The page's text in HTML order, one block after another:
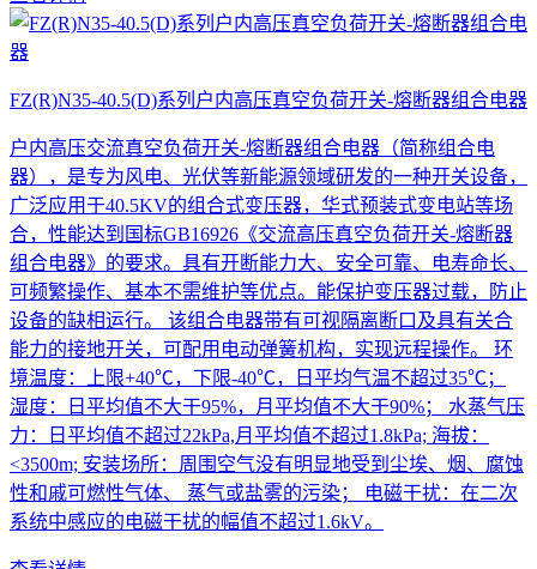
FZ(R)N35-40.5(D)系列户内高压真空负荷开关-熔断器组合电器
户内高压交流真空负荷开关-熔断器组合电器（简称组合电
器），是专为风电、光伏等新能源领域研发的一种开关设备，
广泛应用于40.5KV的组合式变压器，华式预装式变电站等场
合，性能达到国标GB16926《交流高压真空负荷开关-熔断器
组合电器》的要求。具有开断能力大、安全可靠、电寿命长、
可频繁操作、基本不需维护等优点。能保护变压器过载，防止
设备的缺相运行。 该组合电器带有可视隔离断口及具有关合
能力的接地开关，可配用电动弹簧机构，实现远程操作。 环
境温度：上限+40℃，下限-40℃，日平均气温不超过35℃；
湿度：日平均值不大干95%，月平均值不大干90%； 水蒸气压
力：日平均值不超过22kPa,月平均值不超过1.8kPa; 海拔：
<3500m; 安装场所：周围空气没有明显地受到尘埃、烟、腐蚀
性和戚可燃性气体、 蒸气或盐雾的污染； 电磁干扰：在二次
系统中感应的电磁干扰的幅值不超过1.6kV。